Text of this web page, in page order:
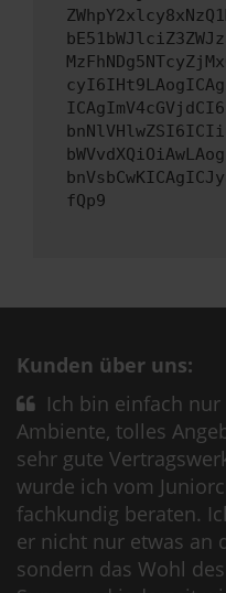
fQp9
Kunden über uns:
Ich bin einfach
Ambiente, tolles
sehr gute
wurde ich vom
fachkundig beraten.
er nicht nur etwas an
sondern das Wohl